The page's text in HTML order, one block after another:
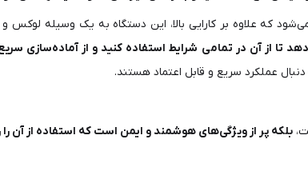
که علاوه بر کارایی بالا، این دستگاه به یک وسیله
از آن در تمامی شرایط استفاده کنید و از آماده‌سازی
عملکرد سریع و قابل اعتماد هستند.
بلکه پر از ویژگی‌های هوشمند و ایمن است که استفاده از آن